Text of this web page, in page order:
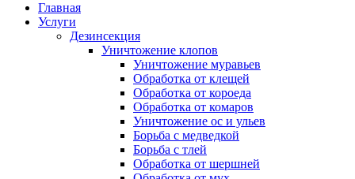
Главная
Услуги
Дезинсекция
Уничтожение клопов
Уничтожение муравьев
Обработка от клещей
Обработка от короеда
Обработка от комаров
Уничтожение ос и ульев
Борьба с медведкой
Борьба с тлей
Обработка от шершней